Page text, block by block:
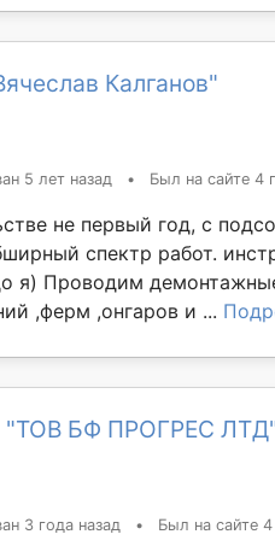
Калганов"
5 лет назад • Был на сайте 4
не первый год, с
спектр работ.
я) Проводим
,ферм ,онгаров и ...
"ТОВ БФ ПРОГРЕС
3 года назад • Был на сайте